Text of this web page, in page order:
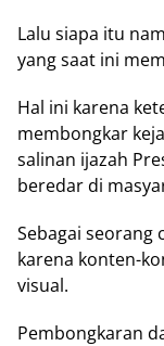
Lalu siapa itu
yang saat ini
Hal ini karena
membongkar
salinan ijazah
beredar di
Sebagai seorang
karena konten-
visual.
Pembongkaran